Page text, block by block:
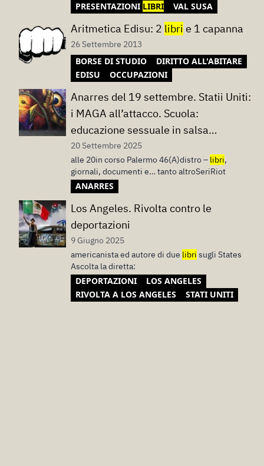
PRESENTAZIONI LIBRI VAL SUSA
Aritmetica Edisu: 2 libri e 1 capanna
26 Settembre 2013
BORSE DI STUDIO
DIRITTO ALL'ABITARE
EDISU
OCCUPAZIONI
Anarres del 19 settembre. Statii Uniti:
i MAGA all’attacco. Scuola:
educazione sessuale in salsa
familista. La crisi dei droni…
20 Settembre 2025
alle 20in corso Palermo 46(A)distro – libri,
giornali, documenti e… tanto altroSeriRiot
ANARRES
Los Angeles. Rivolta contro le
deportazioni
9 Giugno 2025
americanista ed autore di due libri sugli States
Ascolta la diretta:
DEPORTAZIONI
LOS ANGELES
RIVOLTA A LOS ANGELES
STATI UNITI